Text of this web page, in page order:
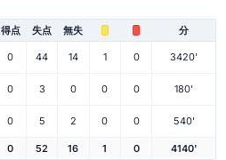
得点 失点 無失 分
0 44 14 1 0 3420'
0 3 0 0 0 180'
0 5 2 0 0 540'
0 52 16 1 0 4140'